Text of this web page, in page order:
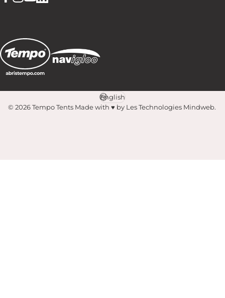
© 2026 Tempo Tents Made with ♥️ by Les Technologies Mindweb.
Language
English